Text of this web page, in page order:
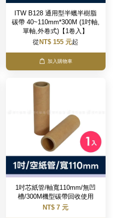
ITW B128 通用型半蠟半樹脂
碳帶 40~110mm*300M (1吋軸,
單軸,外卷式)【1卷入】
從 NT$ 155 元起
加入購物車
1吋芯紙管/軸寬110mm/無凹
槽/300M機型碳帶回收使用
NT$ 7 元